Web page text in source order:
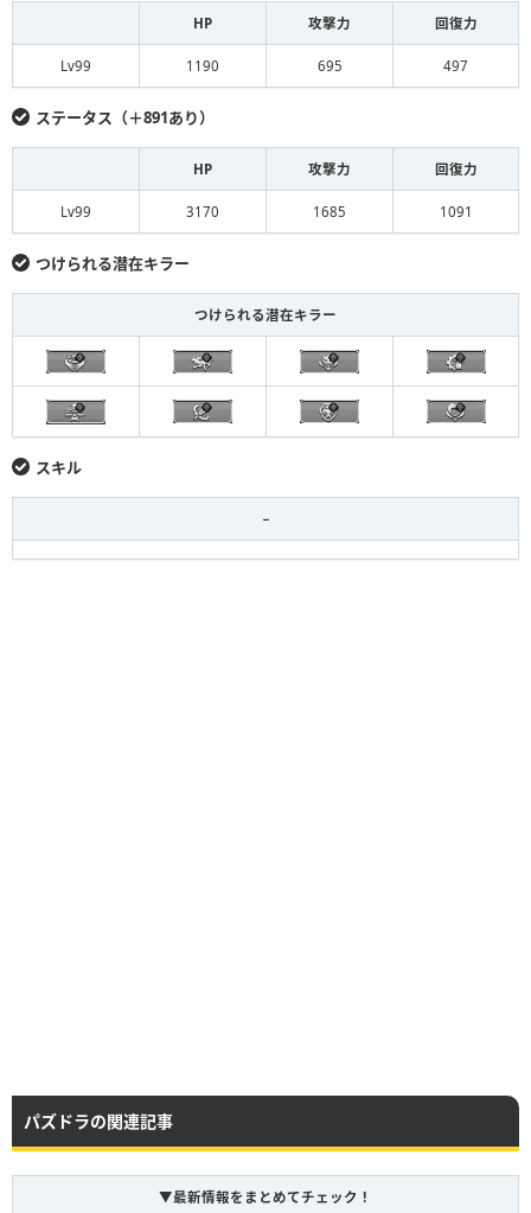
HP 攻撃力 回復力
Lv99 1190 695 497
ステータス（＋891あり）
HP 攻撃力 回復力
Lv99 3170 1685 1091
つけられる潜在キラー
つけられる潜在キラー
スキル
−
パズドラの関連記事
▼最新情報をまとめてチェック！